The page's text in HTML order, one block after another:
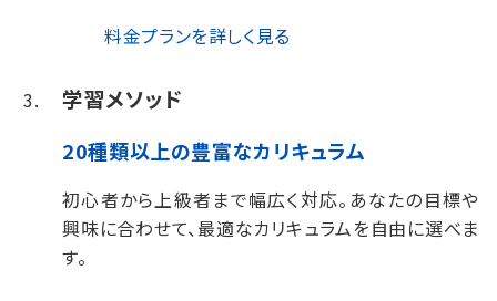
料金プランを詳しく見る
学習メソッド
20種類以上の豊富なカリキュラム
初心者から上級者まで幅広く対応。 あなたの目標や
興味に合わせて、最適なカリキュラムを自由に選べま
す。